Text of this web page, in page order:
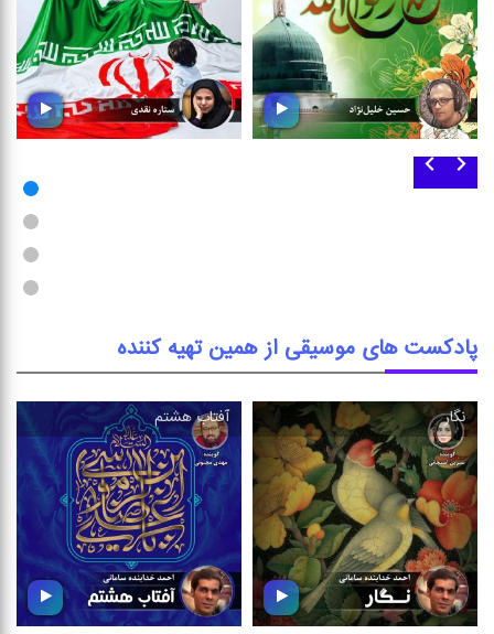
پادکست های موسیقی از همین تهیه کننده
نگار آفتاب هشتم